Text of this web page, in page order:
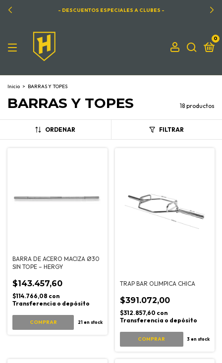
- DESCUENTOS ESPECIALES A CLUBES -
0
Inicio > BARRAS Y TOPES
BARRAS Y TOPES 18 productos
ORDENAR FILTRAR
BARRA DE ACERO MACIZA Ø30
SIN TOPE – HERGY
$143.457,60
$114.766,08 con
Transferencia o depósito
COMPRAR 21en stock
TRAP BAR OLIMPICA CHICA
$391.072,00
$312.857,60 con
Transferencia o depósito
3en stock